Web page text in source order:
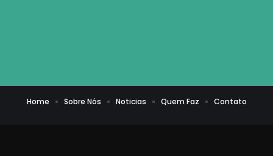
Home Sobre Nós Noticias Quem Faz Contato